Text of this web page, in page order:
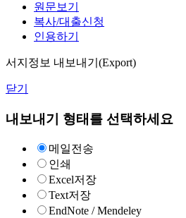
원문보기
복사/대출신청
인용하기
서지정보 내보내기(Export)
닫기
내보내기 형태를 선택하세요
메일전송
인쇄
Excel저장
Text저장
EndNote / Mendeley